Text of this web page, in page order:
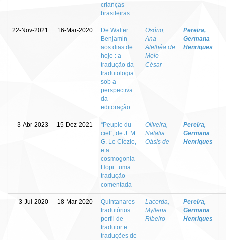
crianças
brasileiras
22-Nov-2021 16-Mar-2020
De Walter
Benjamin
aos dias de
hoje : a
tradução da
tradutologia
sob a
perspectiva
da
editoração
Osório,
Ana
Alethéa de
Melo
César
Pereira,
Germana
Henriques
3-Abr-2023 15-Dez-2021
“Peuple du
ciel”, de J. M.
G. Le Clezio,
e a
cosmogonia
Hopi : uma
tradução
comentada
Oliveira,
Natalia
Oásis de
Pereira,
Germana
Henriques
3-Jul-2020 18-Mar-2020
Quintanares
tradutórios :
perfil de
tradutor e
traduções de
Lacerda,
Myllena
Ribeiro
Pereira,
Germana
Henriques